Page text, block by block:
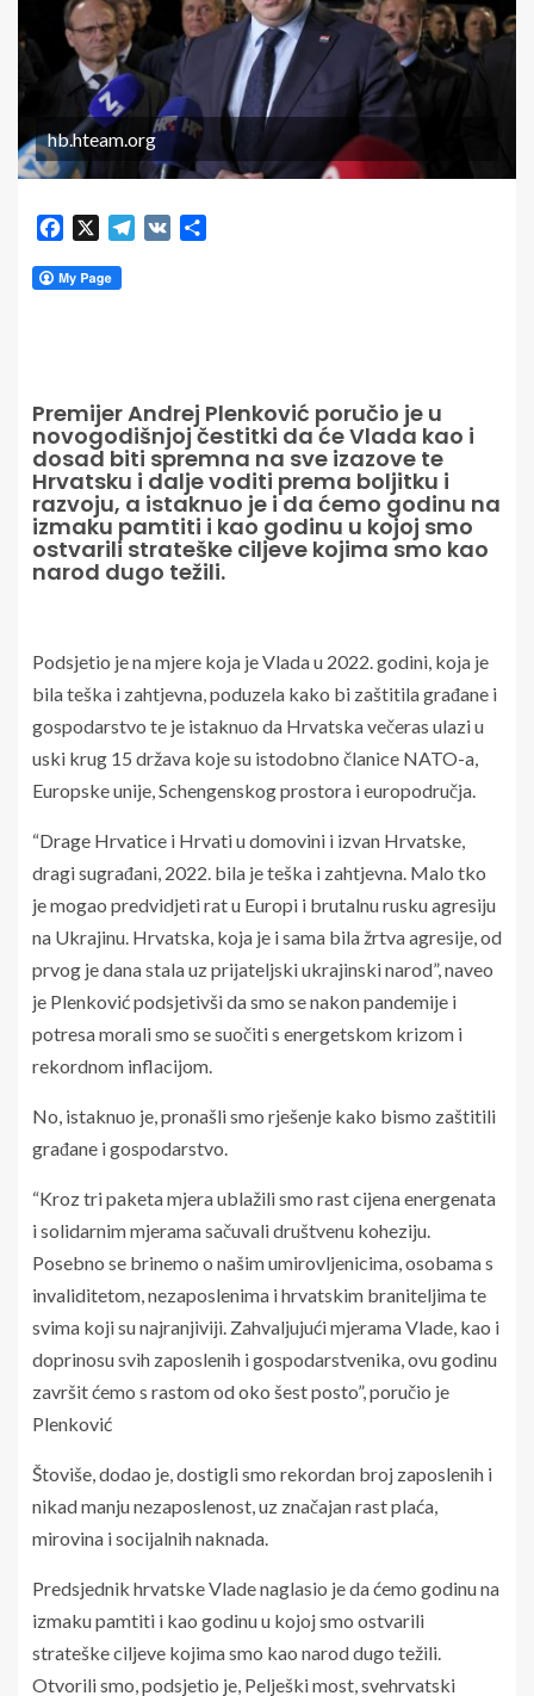
hb.hteam.org
Facebook Telegram
VK
Premijer Andrej Plenković poručio je u
novogodišnjoj čestitki da će Vlada kao i
dosad biti spremna na sve izazove te
Hrvatsku i dalje voditi prema boljitku i
razvoju, a istaknuo je i da ćemo godinu na
izmaku pamtiti i kao godinu u kojoj smo
ostvarili strateške ciljeve kojima smo kao
narod dugo težili.
Podsjetio je na mjere koja je Vlada u 2022. godini, koja je
bila teška i zahtjevna, poduzela kako bi zaštitila građane i
gospodarstvo te je istaknuo da Hrvatska večeras ulazi u
uski krug 15 država koje su istodobno članice NATO-a,
Europske unije, Schengenskog prostora i europodručja.
“Drage Hrvatice i Hrvati u domovini i izvan Hrvatske,
dragi sugrađani, 2022. bila je teška i zahtjevna. Malo tko
je mogao predvidjeti rat u Europi i brutalnu rusku agresiju
na Ukrajinu. Hrvatska, koja je i sama bila žrtva agresije, od
prvog je dana stala uz prijateljski ukrajinski narod”, naveo
je Plenković podsjetivši da smo se nakon pandemije i
potresa morali smo se suočiti s energetskom krizom i
rekordnom inflacijom.
No, istaknuo je, pronašli smo rješenje kako bismo zaštitili
građane i gospodarstvo.
“Kroz tri paketa mjera ublažili smo rast cijena energenata
i solidarnim mjerama sačuvali društvenu koheziju.
Posebno se brinemo o našim umirovljenicima, osobama s
invaliditetom, nezaposlenima i hrvatskim braniteljima te
svima koji su najranjiviji. Zahvaljujući mjerama Vlade, kao i
doprinosu svih zaposlenih i gospodarstvenika, ovu godinu
završit ćemo s rastom od oko šest posto”, poručio je
Plenković
Štoviše, dodao je, dostigli smo rekordan broj zaposlenih i
nikad manju nezaposlenost, uz značajan rast plaća,
mirovina i socijalnih naknada.
Predsjednik hrvatske Vlade naglasio je da ćemo godinu na
izmaku pamtiti i kao godinu u kojoj smo ostvarili
strateške ciljeve kojima smo kao narod dugo težili.
Otvorili smo, podsjetio je, Pelješki most, svehrvatski